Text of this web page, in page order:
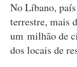
No Líbano,
terrestre, mais
um milhão de
dos locais de